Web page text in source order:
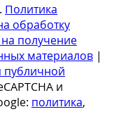
Политика
обработку
получение
материалов |
публичной
и
политика,